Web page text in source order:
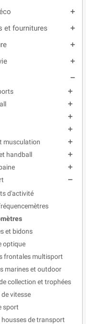
add
et fournitures add
add
add
remove
add
add
add
add
musculation add
handball add
add
remove
d'activité
et bidons
optique
frontales multisport
marines et outdoor
collection et trophées
vitesse
sport
housses de transport